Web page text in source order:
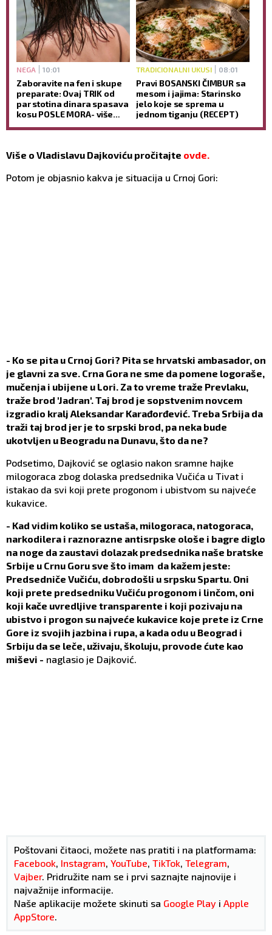
NEGA 10:01
Zaboravite na fen i skupe
preparate: Ovaj TRIK od
par stotina dinara spasava
kosu POSLE MORA- više
TRADICIONALNI UKUSI 08:01
Pravi BOSANSKI ČIMBUR sa
mesom i jajima: Starinsko
jelo koje se sprema u
jednom tiganju (RECEPT)
Više o Vladislavu Dajkoviću pročitajte ovde.
Potom je objasnio kakva je situacija u Crnoj Gori:
- Ko se pita u Crnoj Gori? Pita se hrvatski ambasador, on
je glavni za sve. Crna Gora ne sme da pomene logoraše,
mučenja i ubijene u Lori. Za to vreme traže Prevlaku,
traže brod 'Jadran'. Taj brod je sopstvenim novcem
izgradio kralj Aleksandar Karađorđević. Treba Srbija da
traži taj brod jer je to srpski brod, pa neka bude
ukotvljen u Beogradu na Dunavu, što da ne?
Podsetimo, Dajković se oglasio nakon sramne hajke
milogoraca zbog dolaska predsednika Vučića u Tivat i
istakao da svi koji prete progonom i ubistvom su najveće
kukavice.
- Kad vidim koliko se ustaša, milogoraca, natogoraca,
narkodilera i raznorazne antisrpske ološe i bagre diglo
na noge da zaustavi dolazak predsednika naše bratske
Srbije u Crnu Goru sve što imam da kažem jeste:
Predsedniče Vučiću, dobrodošli u srpsku Spartu. Oni
koji prete predsedniku Vučiću progonom i linčom, oni
koji kače uvredljive transparente i koji pozivaju na
ubistvo i progon su najveće kukavice koje prete iz Crne
Gore iz svojih jazbina i rupa, a kada odu u Beograd i
Srbiju da se leče, uživaju, školuju, provode ćute kao
miševi - naglasio je Dajković.
Poštovani čitaoci, možete nas pratiti i na platformama:
Facebook, Instagram, YouTube, TikTok, Telegram,
Vajber. Pridružite nam se i prvi saznajte najnovije i
najvažnije informacije.
Naše aplikacije možete skinuti sa Google Play i Apple
AppStore.